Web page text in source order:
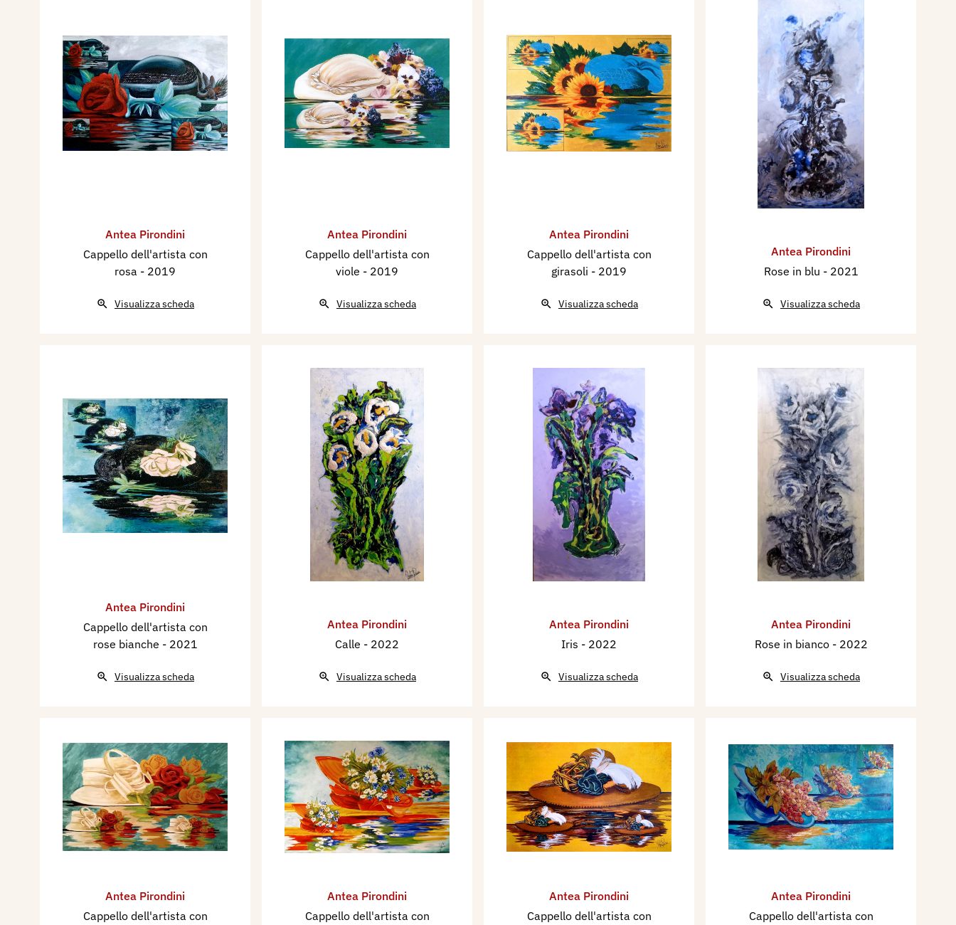
Antea Pirondini
Cappello dell'artista con
rosa - 2019
Visualizza scheda
Antea Pirondini
Cappello dell'artista con
viole - 2019
Visualizza scheda
Antea Pirondini
Cappello dell'artista con
girasoli - 2019
Visualizza scheda
Antea Pirondini
Rose in blu - 2021
Visualizza scheda
Antea Pirondini
Cappello dell'artista con
rose bianche - 2021
Visualizza scheda
Antea Pirondini
Calle - 2022
Visualizza scheda
Antea Pirondini
Iris - 2022
Visualizza scheda
Antea Pirondini
Rose in bianco - 2022
Visualizza scheda
Antea Pirondini
Cappello dell'artista con
Antea Pirondini
Cappello dell'artista con
Antea Pirondini
Cappello dell'artista con
Antea Pirondini
Cappello dell'artista con